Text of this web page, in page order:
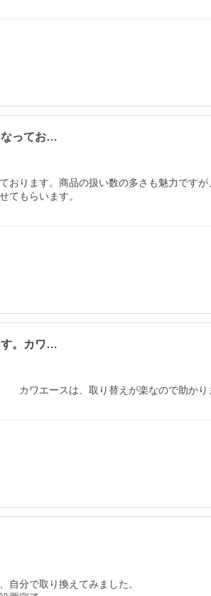
なってお…
おります。商品の扱い数の多さも魅力です
てもらいます。
す。カワ…
　カワエースは、取り替えが楽なので助
自分で取り換えてみました。